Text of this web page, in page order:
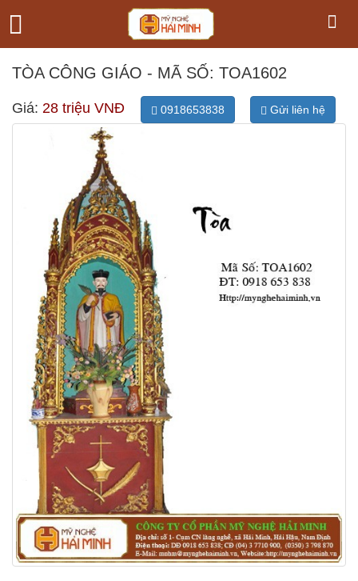
TÒA CÔNG GIÁO - MÃ SỐ: TOA1602
Giá: 28 triệu VNĐ 0918653838 Gửi liên hệ